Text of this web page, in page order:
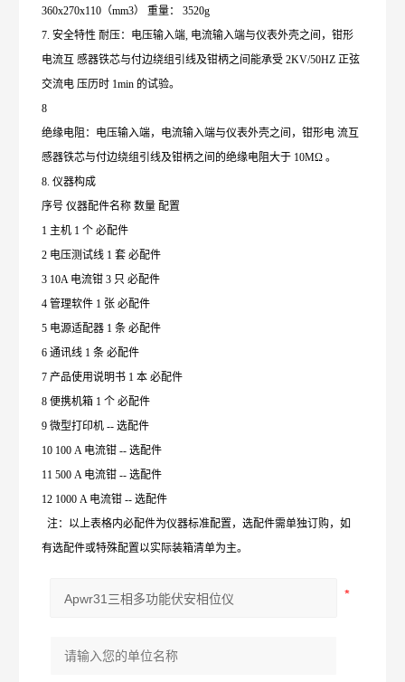
360x270x110（mm3） 重量： 3520g
7. 安全特性 耐压：电压输入端, 电流输入端与仪表外壳之间，钳形
电流互 感器铁芯与付边绕组引线及钳柄之间能承受 2KV/50HZ 正弦
交流电 压历时 1min 的试验。
8
绝缘电阻：电压输入端，电流输入端与仪表外壳之间，钳形电 流互
感器铁芯与付边绕组引线及钳柄之间的绝缘电阻大于 10MΩ 。
8. 仪器构成
序号 仪器配件名称 数量 配置
1 主机 1 个 必配件
2 电压测试线 1 套 必配件
3 10A 电流钳 3 只 必配件
4 管理软件 1 张 必配件
5 电源适配器 1 条 必配件
6 通讯线 1 条 必配件
7 产品使用说明书 1 本 必配件
8 便携机箱 1 个 必配件
9 微型打印机 -- 选配件
10 100 A 电流钳 -- 选配件
11 500 A 电流钳 -- 选配件
12 1000 A 电流钳 -- 选配件
注：以上表格内必配件为仪器标准配置，选配件需单独订购，如
有选配件或特殊配置以实际装箱清单为主。